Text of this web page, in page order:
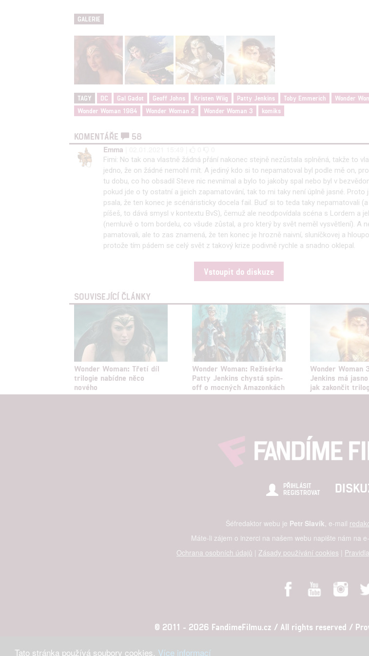
Tato stránka používá soubory cookies. Více informací
GALERIE
TAGY DC Gal Gadot Geoff Johns Kristen Wiig Patty Jenkins Toby Emmerich
Wonder
Wonder Woman 1984
Wonder Woman 2 Wonder Woman 3 komiks
KOMENTÁŘE
58
Emma
Fimi: No tak ona vlastně žádná přání nakonec stejně nezůstala splněná, takže to
jedno, že on žádné nemohl mít. A jediný kdo si to nepamatoval byl podle mě on,
tu dobu, co ho obsadil Steve nic nevnímal a bylo to jakoby spal nebo byl v
pokud jde o ty ostatní a jjeich zapamatování, tak to mi taky není úplně jasné. Proto
psala, že ten konec je scénáristicky docela fail. Buď si to teda taky nepamatovali (a
píšeš, to dává smysl v kontextu BvS), čemuž ale neodpovídala scéna s Lordem a
(nemluvě o tom bordelu, co všude zůstal, a pro který by svět neměl vysvětlení). A
pamatovali, ale to zas znamená, že ten konec je hrozně naivní, sluníčkovej a
protože tím pádem se celý svět z takový krize podivně rychle a snadno oklepal.
Vstoupit do diskuze
SOUVISEJÍCÍ ČLÁNKY
Wonder Woman: Třetí díl
trilogie nabídne něco
nového
Wonder Woman: Režisérka
Patty Jenkins chystá spin-
off o mocných Amazonkách
Wonder Woman
Jenkins má
jak zakončit
PŘIHLÁSIT
REGISTROVAT
Šéfredaktor webu je Petr Slavík, e-mail
Máte-li zájem o inzerci na našem webu napište nám na
Ochrana osobních údajů | Zásady používání cookies |
© 2011 - 2026 FandimeFilmu.cz / All rights reserved /
Udělením souhlasu s účely a funkcemi zde uvedenými
možnost: Zajištění bezpečnosti, předcházení a zjišťování
Poskytování a zobrazování reklamy a obsahu